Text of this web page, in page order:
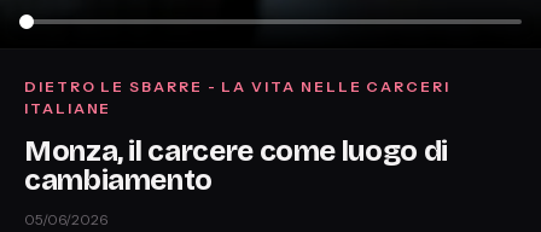
DIETRO LE SBARRE - LA VITA NELLE CARCERI
ITALIANE
Monza, il carcere come luogo di
cambiamento
05/06/2026